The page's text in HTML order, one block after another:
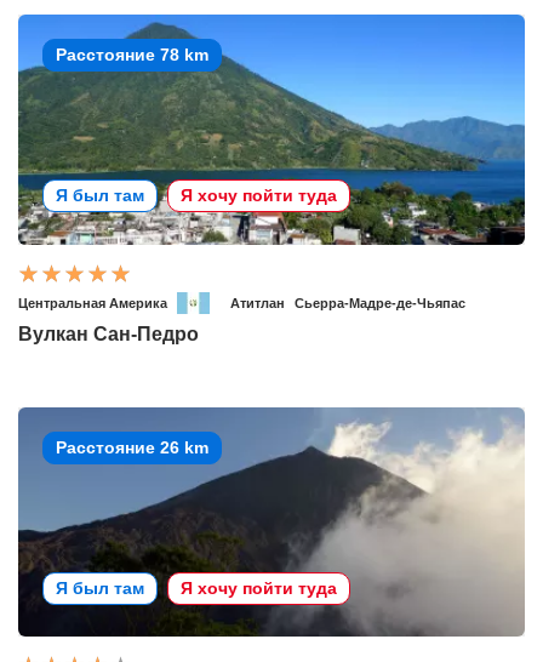
Расстояние 78 km
Я был там Я хочу пойти туда
Центральная Америка Атитлан Сьерра-Мадре-де-Чьяпас
Вулкан Сан-Педро
Расстояние 26 km
Я был там Я хочу пойти туда